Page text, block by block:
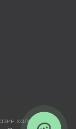
халатов и